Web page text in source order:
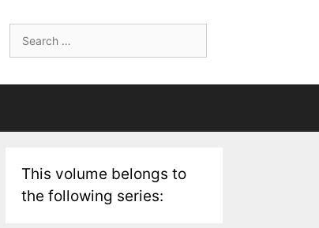
for:
This volume belongs to
the following series: